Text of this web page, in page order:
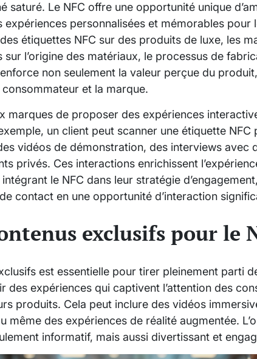
saturé. Le NFC offre une opportunité unique
expériences personnalisées et mémorables pour
étiquettes NFC sur des produits de luxe, les
l’origine des matériaux, le processus de
non seulement la valeur perçue du
et la marque.
marques de proposer des expériences
un client peut scanner une étiquette
vidéos de démonstration, des interviews avec
privés. Ces interactions enrichissent
le NFC dans leur stratégie
contact en une opportunité d’interaction
exclusifs pour le
est essentielle pour tirer pleinement parti
des expériences qui captivent l’attention des
produits. Cela peut inclure des vidéos
même des expériences de réalité augmentée.
informatif, mais aussi divertissant et